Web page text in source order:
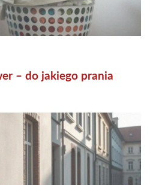
– do jakiego prania